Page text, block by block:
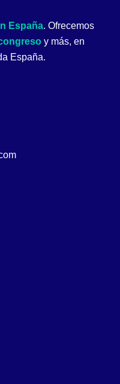
España. Ofrecemos
y más, en
España.